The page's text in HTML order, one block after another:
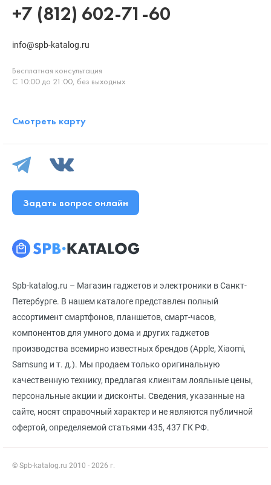
Spb-katalog.ru – Магазин гаджетов и электроники в Санкт-
Петербурге. В нашем каталоге представлен полный
ассортимент смартфонов, планшетов, смарт-часов,
компонентов для умного дома и других гаджетов
производства всемирно известных брендов (Apple, Xiaomi,
Samsung и т. д.). Мы продаем только оригинальную
качественную технику, предлагая клиентам лояльные цены,
персональные акции и дисконты. Сведения, указанные на
сайте, носят справочный характер и не являются публичной
офертой, определяемой статьями 435, 437 ГК РФ.
© Spb-katalog.ru 2010 - 2026 г.
+7 (812) 602-71-60
info@spb-katalog.ru
Бесплатная консультация
С 10:00 до 21:00, без выходных
Смотреть карту
Задать вопрос онлайн